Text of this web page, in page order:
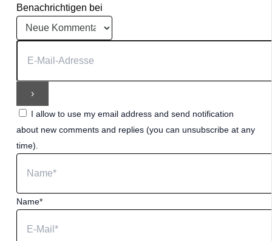
Benachrichtigen bei
I allow to use my email address and send notification
about new comments and replies (you can unsubscribe at any
time).
Name*